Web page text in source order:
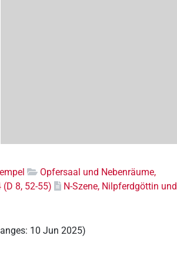
Opfersaal und Nebenräume,
(D 8, 52-55)
N-Szene, Nilpferdgöttin und
: 10 Jun 2025)